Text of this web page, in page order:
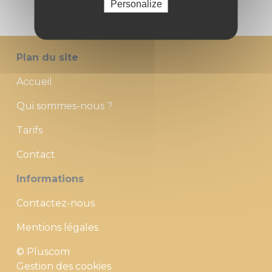
Plan du site
Accueil
Qui sommes-nous ?
Tarifs
Contact
Informations
Contactez-nous
Mentions légales
© Pluscom
Gestion des cookies
Personalize